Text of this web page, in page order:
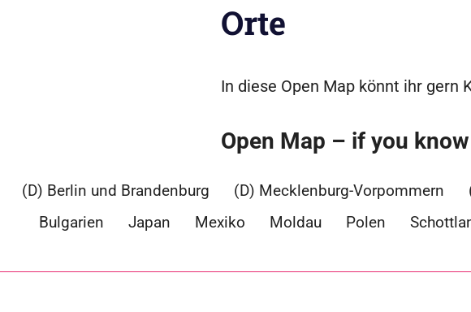
Orte
In diese Open Map könnt ihr gern
Open Map – if you
(D) Berlin und Brandenburg (D) Mecklenburg-Vorpommern
Bulgarien
Japan Mexiko Moldau Polen